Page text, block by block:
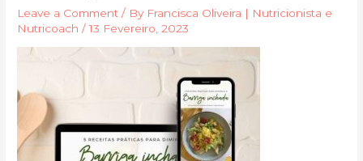
Leave a Comment / By Francisca Oliveira | Nutricionista e
Nutricoach/13 Fevereiro, 2023